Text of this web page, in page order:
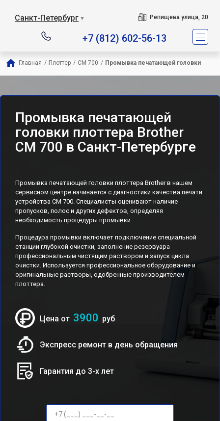
Санкт-Петербург ▼ Репищева улица, 20
+7 (812) 602-56-13
Главная / Плоттер / CM 700 / Промывка печатающей головки
Промывка печатающей
головки плоттера Brother
CM 700 в Санкт-Петербурге
Промывка печатающей головки плоттера Brother в нашем
сервисном центре начинается с диагностики качества печати
устройства CM 700. Специалисты оценивают наличие
пропусков, полос и других дефектов, определяя
необходимость процедуры промывки.
Процедура промывки включает подключение специальной
станции глубокой очистки, заполнение резервуара
профессиональным чистящим раствором и запуск цикла
очистки. Используется профессиональное оборудование и
оригинальные растворы, одобренные производителем
плоттера.
Цена от 3900 руб
Экспресс ремонт в день обращения
Гарантия до 3-х лет